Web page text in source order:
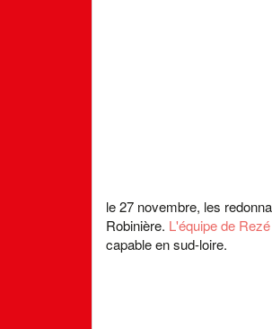
le 27 novembre, les
Robinière. L'équipe de Rezé
capable en sud-loire.